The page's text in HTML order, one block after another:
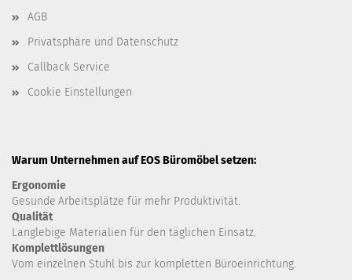
AGB
Privatsphäre und Datenschutz
Callback Service
Cookie Einstellungen
Warum Unternehmen auf EOS Büromöbel setzen:
Ergonomie
Gesunde Arbeitsplätze für mehr Produktivität.
Qualität
Langlebige Materialien für den täglichen Einsatz.
Komplettlösungen
Vom einzelnen Stuhl bis zur kompletten Büroeinrichtung.